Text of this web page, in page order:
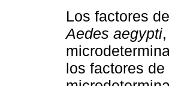
Los factores
Aedes aegypti
los factores